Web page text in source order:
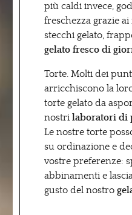
più caldi invece,
freschezza grazie
stecchi gelato,
gelato fresco di
Torte. Molti dei
arricchiscono la
torte gelato da
nostri laboratori di
Le nostre torte
su ordinazione e
vostre preferenze:
abbinamenti e
gusto del nostro